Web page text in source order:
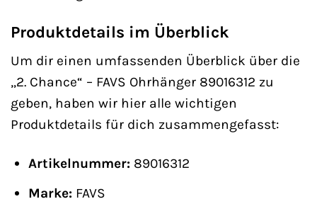
Produktdetails im Überblick
Um dir einen umfassenden Überblick über die
„2. Chance“ – FAVS Ohrhänger 89016312 zu
geben, haben wir hier alle wichtigen
Produktdetails für dich zusammengefasst:
Artikelnummer:89016312
Marke:FAVS